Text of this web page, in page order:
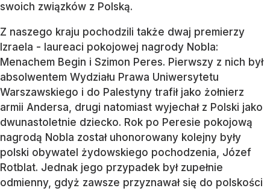
swoich związków z Polską.
Z naszego kraju pochodzili także dwaj premierzy
Izraela - laureaci pokojowej nagrody Nobla:
Menachem Begin i Szimon Peres. Pierwszy z nich był
absolwentem Wydziału Prawa Uniwersytetu
Warszawskiego i do Palestyny trafił jako żołnierz
armii Andersa, drugi natomiast wyjechał z Polski jako
dwunastoletnie dziecko. Rok po Peresie pokojową
nagrodą Nobla został uhonorowany kolejny były
polski obywatel żydowskiego pochodzenia, Józef
Rotblat. Jednak jego przypadek był zupełnie
odmienny, gdyż zawsze przyznawał się do polskości